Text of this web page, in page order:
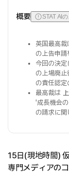
概要 STAT AI
英国最高裁
の上告申請
今回の決
の上場廃
の責任認定
最高裁は
'成長機会
の請求に関
15日(現地時間)
専門メディアの